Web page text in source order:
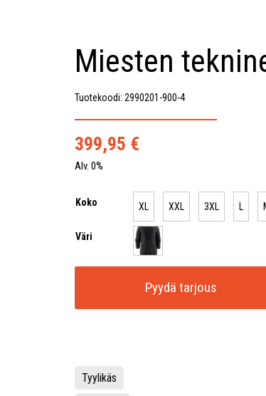
Miesten
Tuotekoodi: 2990201-900-4
399,95 €
Alv. 0%
Koko XL XXL 3XL L
Väri
Pyydä tarjous
Tyylikäs